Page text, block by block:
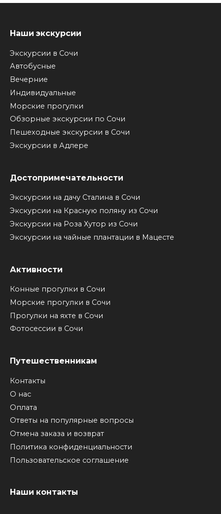
Наши экскурсии
Экскурсии в Сочи
Автобусные
Вечерние
Индивидуальные
Морские прогулки
Обзорные экскурсии по Сочи
Пешеходные экскурсии в Сочи
Экскурсии в Адлере
Достопримечательности
Экскурсии на дачу Сталина в Сочи
Экскурсии на Красную поляну из Сочи
Экскурсии на Роза Хутор из Сочи
Экскурсии на чайные плантации в Мацесте
Активности
Конные прогулки в Сочи
Морские прогулки в Сочи
Прогулки на яхте в Сочи
Фотосессии в Сочи
Путешественникам
Контакты
О нас
Оплата
Ответы на популярные вопросы
Отмена заказа и возврат
Политика конфиденциальности
Пользовательское соглашение
Наши контакты